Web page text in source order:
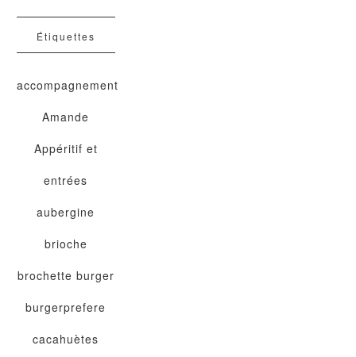
Étiquettes
accompagnement
Amande
Appéritif et
entrées
aubergine
brioche
brochette burger
burgerprefere
cacahuètes